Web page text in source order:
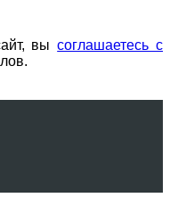
высоглашаетесь с